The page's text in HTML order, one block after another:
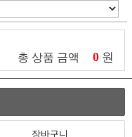
총 상품 금액 0 원
장바구니